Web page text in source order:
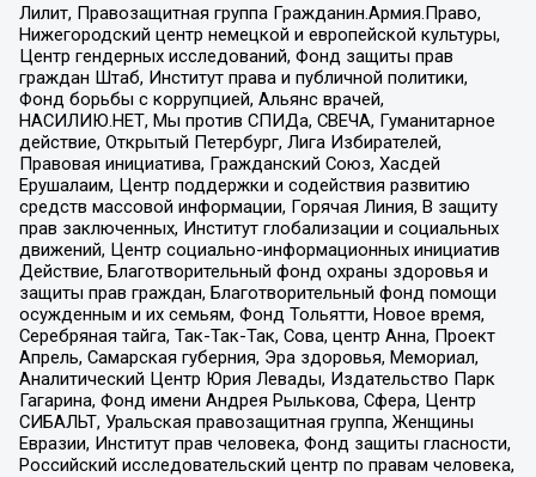
Лилит, Правозащитная группа Гражданин.Армия.Право,
Нижегородский центр немецкой и европейской культуры,
Центр гендерных исследований, Фонд защиты прав
граждан Штаб, Институт права и публичной политики,
Фонд борьбы с коррупцией, Альянс врачей,
НАСИЛИЮ.НЕТ, Мы против СПИДа, СВЕЧА, Гуманитарное
действие, Открытый Петербург, Лига Избирателей,
Правовая инициатива, Гражданский Союз, Хасдей
Ерушалаим, Центр поддержки и содействия развитию
средств массовой информации, Горячая Линия, В защиту
прав заключенных, Институт глобализации и социальных
движений, Центр социально-информационных инициатив
Действие, Благотворительный фонд охраны здоровья и
защиты прав граждан, Благотворительный фонд помощи
осужденным и их семьям, Фонд Тольятти, Новое время,
Серебряная тайга, Так-Так-Так, Сова, центр Анна, Проект
Апрель, Самарская губерния, Эра здоровья, Мемориал,
Аналитический Центр Юрия Левады, Издательство Парк
Гагарина, Фонд имени Андрея Рылькова, Сфера, Центр
СИБАЛЬТ, Уральская правозащитная группа, Женщины
Евразии, Институт прав человека, Фонд защиты гласности,
Российский исследовательский центр по правам человека,